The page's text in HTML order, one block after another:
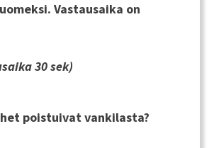
. Vastausaika on
30 sek)
poistuivat vankilasta?